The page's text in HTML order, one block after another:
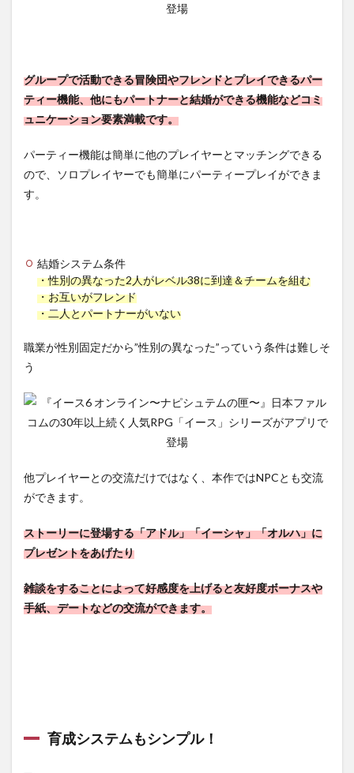
グループで活動できる冒険団やフレンドとプレイできるパー
ティー機能、他にもパートナーと結婚ができる機能などコミ
ュニケーション要素満載です。
パーティー機能は簡単に他のプレイヤーとマッチングできる
ので、ソロプレイヤーでも簡単にパーティープレイができま
す。
結婚システム条件
・性別の異なった2人がレベル38に到達＆チームを組む
・お互いがフレンド
・二人とパートナーがいない
職業が性別固定だから”性別の異なった”っていう条件は難しそ
う
他プレイヤーとの交流だけではなく、本作ではNPCとも交流
ができます。
ストーリーに登場する「アドル」「イーシャ」「オルハ」に
プレゼントをあげたり
雑談をすることによって好感度を上げると友好度ボーナスや
手紙、デートなどの交流ができます。
育成システムもシンプル！